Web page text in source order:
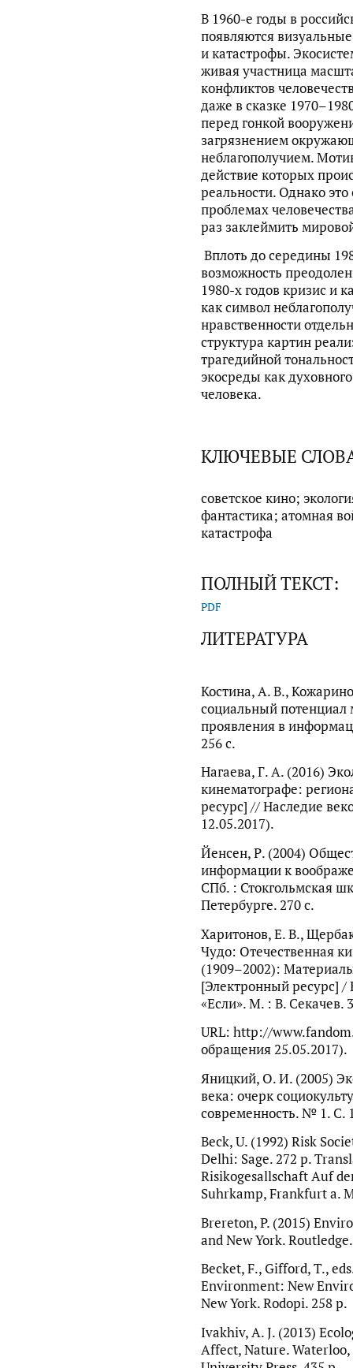
В 1960-е годы в
появляются
и катастрофы.
живая участница
конфликтов
даже в сказке
перед гонкой
загрязнением
неблагополучием.
действие которых
реальности. Однако
проблемах
раз заклеймить
Вплоть до середины
возможность
1980-х годов кризис и
как символ
нравственности
структура картин
трагедийной
экосреды как
человека.
КЛЮЧЕВЫЕ
советское кино;
фантастика; атомная
катастрофа
ПОЛНЫЙ ТЕКСТ:
PDF
ЛИТЕРАТУРА
Костина, А. В.,
социальный потенциал
проявления в
256 с.
Нагаева, Г. А. (2016)
кинематографе:
ресурс] // Наследие
12.05.2017).
Йенсен, Р. (2004)
информации к
СПб. : Стокгольмская
Петербурге. 270 с.
Харитонов, Е. В.,
Чудо: Отечественная
(1909–2002):
[Электронный ресурс]
«Если». М. : В. Секачев.
URL: http://
обращения 25.05.2017).
Яницкий, О. И. (2005)
века: очерк
современность. № 1. С.
Beck, U. (1992) Risk
Delhi: Sage. 272 p.
Risikogesallschaft Auf
Suhrkamp, Frankfurt a.
Brereton, P. (2015)
and New York.
Becket, F., Gifford, T.,
Environment: New
New York. Rodopi. 258 p.
Ivakhiv, A. J. (2013)
Affect, Nature.